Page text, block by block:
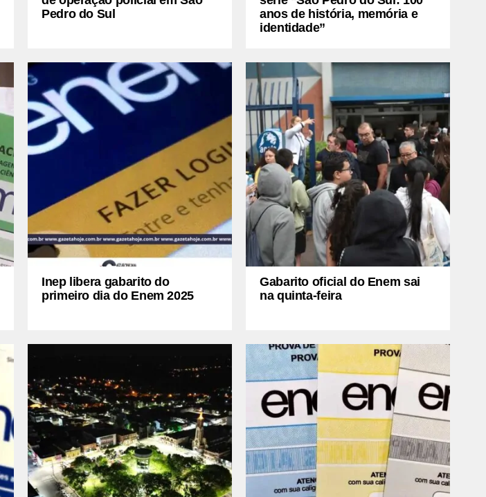
Pedro do Sul
anos de história, memória e
identidade”
Inep libera gabarito do
primeiro dia do Enem 2025
Gabarito oficial do Enem sai
na quinta-feira